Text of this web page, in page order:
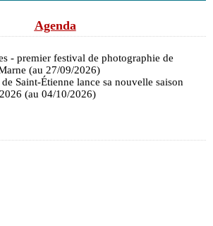
Agenda
- premier festival de photographie de
(au 27/09/2026)
Saint-Étienne lance sa nouvelle saison
(au 04/10/2026)